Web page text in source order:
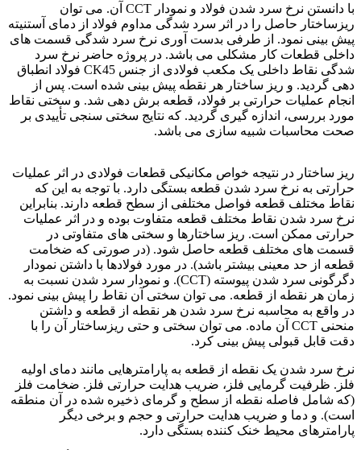
با دانستن نرخ سرد شدن فولاد و نمودار CCT آن. می توان
ریزساختار حاصل را در اثر سرد شدگی مداوم فولاد از دمای آستنیته
پیش بینی نمود. از طرفی بدست آوری نرخ سرد شدگی قسمت های
داخلی قطعات کار مشکلی می باشد. در پروژه حاضر نرخ سرد
شدگی نقاط داخلی یک مکعب فولادی از جنس CK45 فولاد انطباق
دهی گردید. و ریز ساختار هر نقطه پیش بینی شده است. پس از
انجام عملیات حرارتی بر فولاد، قطعه برش دهی شد. و سختی نقاط
مورد بررسی، اندازه گیری گردید. که نتایج سختی سنجی تأییدی بر
صحت محاسبات شبیه سازی می باشد.
ریز ساختار در نتیجه خواص مکانیکی قطعات فولادی در اثر عملیات
حرارتی به نرخ سرد شدن قطعه بستگی دارد. با توجه به این که
نقاط مختلف قطعه فواصل مختلفی از سطح قطعه دارند. بنابراین
نرخ سرد شدن نقاط مختلف قطعه متفاوت بوده و در اثر عملیات
حرارتی ممکن است. ریز ساختارها و سختی های متفاوتی در
قسمت های مختلف قطعه حاصل شود. (در صورتی که ضخامت
قطعه از حد معینی بیشتر باشد). در مورد فولادها با داشتن نمودار
دگرگونی سرد شدن پیوسته (CCT). و نمودار سرد شدن نسبت به
زمان هر نقطه از قطعه. می توان سختی آن نقاط را پیش بینی نمود.
در واقع به محاسبه نرخ سرد شدن هر نقطه از قطعه و داشتن
منحنی CCT آن ماده. می توان سختی و حتی ریزساختار آن را با
دقت قابل قبولی پیش بینی کرد.
نرخ سرد شدن یک نقطه از قطعه به پارامترهایی مانند دمای اولیه
فلز. ظرفیت گرمایی فلز، ضریب هدایت حرارتی فلز. ضخامت فلز
(که شامل فاصله نقطه از سطح و گرمای ذخیره شده در آن منطقه
است). و دما و ضریب هدایت حرارتی و حجم و برخی دیگر
پارامترهای محیط خنک کننده بستگی دارد.